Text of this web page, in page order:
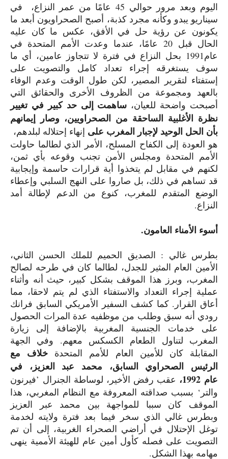
اليوم وبعد مرور حوالي 45 عامًا من عمر النزاع، في
سيناريو يبدو وكأنه مجرد كذبة، أصبح الصحراويون أبعد ما
يكونون عن رؤية حل في الأفق، عكس ما كان عليه
الحال قبل20 عامًا، عندما وعدت الأمم المتحدة في
عام1991 بحل النزاع في فترة لا تتجاوز عامين، أي ما
سوف يستغرقه إجراء تعداد كامل والتصويت على
إستفتاء لتقرير المصير، لكن طول الوقت وعدم الوفاء
بالعهد ومجموعة من الظروف الأخرى والحقائق التي
أصبحت واضحة للعيان، ساهمت إلى حد كبير في تغيير
نظرة الأغلبية الساحقة من الصحراويين، وصار إيمانهم
بأن الحل الوحيد لإجبار المغرب على إنهاء إحتلاله لبلدهم،
هو العودة إلى الكفاح المسلح، الأمر الذي لطالما حاولت
الأمم المتحدة ومجلس الأمن تجنب وقوعه بأي ثمن،
لكنهم في مقابل لم يتخذوا أية قرارات حاسمة وإيجابية
قد تساهم في ذلك، بل صاروا على النهج السلبي وإعطاء
الوضع المتقدم للمغرب، كنوع من الدعم لإطالة أمد
النزاع.
أسوء الأمناء العامون.
بطرس غالي : الصديق الحميم للملك الحسن الثاني،
الأمين العام المثير للجدل، لطالما كان في طرحه لصالح
المغرب، وبرز هذا الموقف بشكل كبير، حيث أنه وأثناء
عملية إجراء التعداد والاستفتاء الذي لم يتم لاحقا، مما
أعاق القرار. كما كشف السفير الأمريكي السابق فرانك
رودي أنه سبق وطلب من موظفيه عدة المرات الحصول
على خدمات الجنسية المغربية بالإضافة إلى زيارة
المغرب لتناول الطعام الكسكس معهم. وفي الجهة
المقابلة كان للأمين العام للأمم المتحدة خلاف مع
الرئيس الصحراوي السابق، محمد عبد العزيز، في
عام 1992، عقب رفض الأخير، لوساطة الجنرال ’فيرنون
والتر ‘ بسبب صداقته المعروفة مع النظام المغربي، هذا
الموقف كان سببا للمواجهة بين محمد عبر العزيز
وبطرس غالي الذي سخر فيما بعد فترة ولايته لخدمة
توغل الإحتلال في أراضي الصحراء الغربية، إلى أن تم
التصويت على فصله كأول أمين عام للهيئة الأممية ينهى
مهامه بهذا الشكل.